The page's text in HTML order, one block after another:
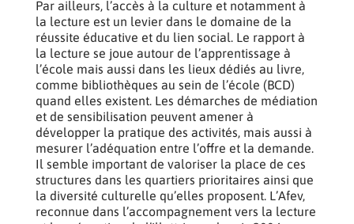
Par ailleurs, l’accès à la culture et notamment à
la lecture est un levier dans le domaine de la
réussite éducative et du lien social. Le rapport à
la lecture se joue autour de l’apprentissage à
l’école mais aussi dans les lieux dédiés au livre,
comme bibliothèques au sein de l’école (BCD)
quand elles existent. Les démarches de médiation
et de sensibilisation peuvent amener à
développer la pratique des activités, mais aussi à
mesurer l’adéquation entre l’offre et la demande.
Il semble important de valoriser la place de ces
structures dans les quartiers prioritaires ainsi que
la diversité culturelle qu’elles proposent. L’Afev,
reconnue dans l’accompagnement vers la lecture